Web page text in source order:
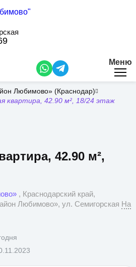
Меню
Любимово» (Краснодар)
квартира, 42.90 м², 18/24 этаж
42.90 м²,
, Краснодарский край,
Любимово», ул. Семигорская На